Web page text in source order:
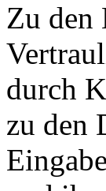
Zu den
durch
zu den